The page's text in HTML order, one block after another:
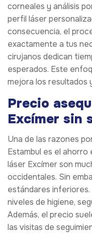
corneales y análisis
perfil láser
consecuencia, el
exactamente a tus
cirujanos dedican
esperados. Este
mejora los resultados
Precio
Excímer sin
Una de las razones
Estambul es el
láser Excímer son
occidentales. Sin
estándares
niveles de higiene,
Además, el precio
las visitas de